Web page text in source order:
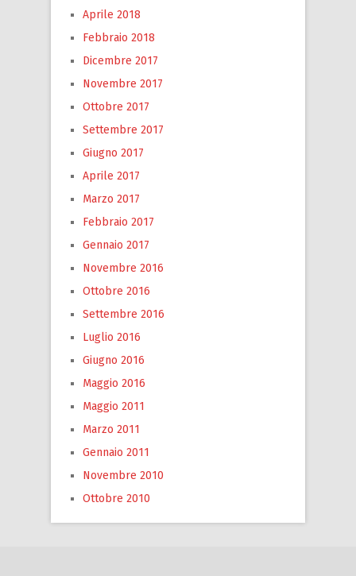
Aprile 2018
Febbraio 2018
Dicembre 2017
Novembre 2017
Ottobre 2017
Settembre 2017
Giugno 2017
Aprile 2017
Marzo 2017
Febbraio 2017
Gennaio 2017
Novembre 2016
Ottobre 2016
Settembre 2016
Luglio 2016
Giugno 2016
Maggio 2016
Maggio 2011
Marzo 2011
Gennaio 2011
Novembre 2010
Ottobre 2010